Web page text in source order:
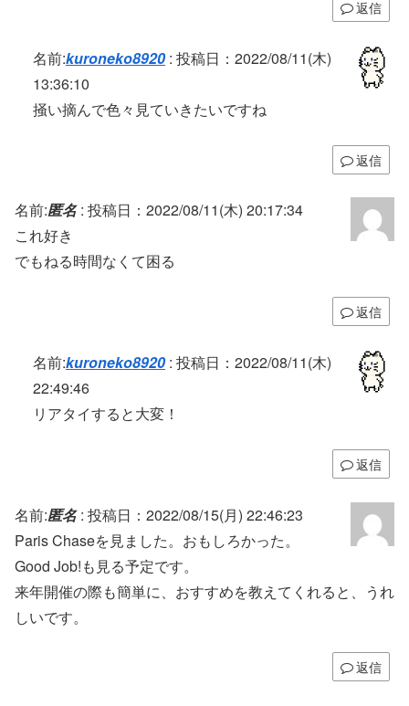
返信
名前:kuroneko8920: 投稿日：2022/08/11(木)
13:36:10
掻い摘んで色々見ていきたいですね
返信
名前:匿名: 投稿日：2022/08/11(木) 20:17:34
これ好き
でもねる時間なくて困る
返信
名前:kuroneko8920: 投稿日：2022/08/11(木)
22:49:46
リアタイすると大変！
返信
名前:匿名: 投稿日：2022/08/15(月) 22:46:23
Paris Chaseを見ました。おもしろかった。
Good Job!も見る予定です。
来年開催の際も簡単に、おすすめを教えてくれると、うれ
しいです。
返信